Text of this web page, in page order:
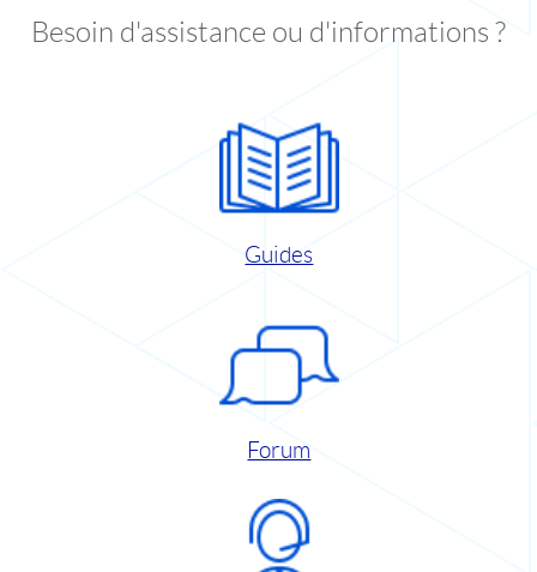
Besoin d'assistance ou d'informations ?
Guides
Forum